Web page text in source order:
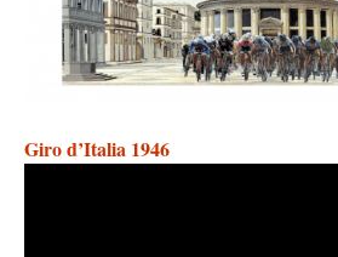
Giro d’Italia 1946